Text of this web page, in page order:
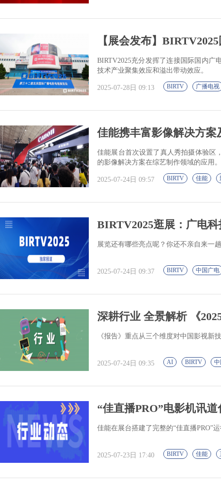
【展会发布】
BIRTV2025充分发挥了连接国际国内广
技术产业聚集效应和溢出带动效应。
2025-07-28日 09:13 BIRTV 广播电视
佳能携丰富影像解决方
佳能展台首次设置了真人秀拍摄体验区
的影像解决方案在综艺制作领域的应用。
2025-07-24日 09:57 BIRTV 佳能
BIRTV2025逛展：广电
展览还有哪些亮点呢？你还不亲自来一
2025-07-24日 09:37 BIRTV 中国广电
深耕行业 全景解析 《
《报告》重点从三个维度对中国影视新
2025-07-24日 09:35 AI BIRTV
“佳直播PRO”电影机讯
佳能在展台搭建了完整的“佳直播PRO”
2025-07-23日 17:40 BIRTV 佳能